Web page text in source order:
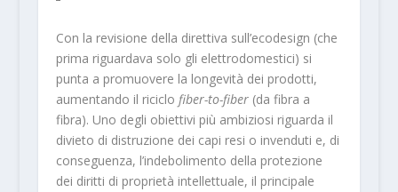
Con la revisione della direttiva sull’ecodesign (che
prima riguardava solo gli elettrodomestici) si
punta a promuovere la longevità dei prodotti,
aumentando il riciclo fiber-to-fiber(da fibra a
fibra). Uno degli obiettivi più ambiziosi riguarda il
divieto di distruzione dei capi resi o invenduti e, di
conseguenza, l’indebolimento della protezione
dei diritti di proprietà intellettuale, il principale